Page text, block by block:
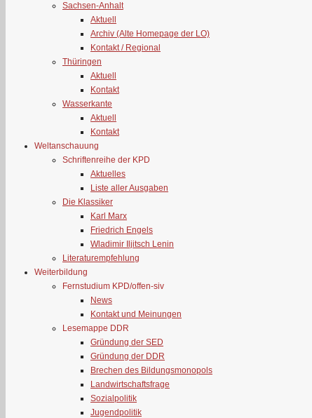
Sachsen-Anhalt
Aktuell
Archiv (Alte Homepage der LO)
Kontakt / Regional
Thüringen
Aktuell
Kontakt
Wasserkante
Aktuell
Kontakt
Weltanschauung
Schriftenreihe der KPD
Aktuelles
Liste aller Ausgaben
Die Klassiker
Karl Marx
Friedrich Engels
Wladimir Iljitsch Lenin
Literaturempfehlung
Weiterbildung
Fernstudium KPD/offen-siv
News
Kontakt und Meinungen
Lesemappe DDR
Gründung der SED
Gründung der DDR
Brechen des Bildungsmonopols
Landwirtschaftsfrage
Sozialpolitik
Jugendpolitik